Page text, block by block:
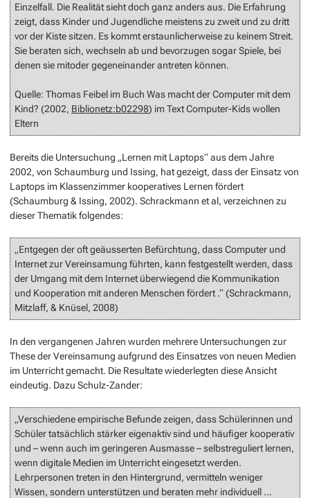
Einzelfall. Die Realität sieht doch ganz anders aus. Die Erfahrung
zeigt, dass Kinder und Jugendliche meistens zu zweit und zu dritt
vor der Kiste sitzen. Es kommt erstaunlicherweise zu keinem Streit.
Sie beraten sich, wechseln ab und bevorzugen sogar Spiele, bei
denen sie mitoder gegeneinander antreten können.
Quelle: Thomas Feibel im Buch Was macht der Computer mit dem
Kind? (2002, Biblionetz:b02298) im Text Computer-Kids wollen
Eltern
Bereits die Untersuchung „Lernen mit Laptops“ aus dem Jahre
2002, von Schaumburg und Issing, hat gezeigt, dass der Einsatz von
Laptops im Klassenzimmer kooperatives Lernen fördert
(Schaumburg & Issing, 2002). Schrackmann et al, verzeichnen zu
dieser Thematik folgendes:
„Entgegen der oft geäusserten Befürchtung, dass Computer und
Internet zur Vereinsamung führten, kann festgestellt werden, dass
der Umgang mit dem Internet überwiegend die Kommunikation
und Kooperation mit anderen Menschen fördert .“ (Schrackmann,
Mitzlaff, & Knüsel, 2008)
In den vergangenen Jahren wurden mehrere Untersuchungen zur
These der Vereinsamung aufgrund des Einsatzes von neuen Medien
im Unterricht gemacht. Die Resultate wiederlegten diese Ansicht
eindeutig. Dazu Schulz-Zander:
„Verschiedene empirische Befunde zeigen, dass Schülerinnen und
Schüler tatsächlich stärker eigenaktiv sind und häufiger kooperativ
und – wenn auch im geringeren Ausmasse – selbstreguliert lernen,
wenn digitale Medien im Unterricht eingesetzt werden.
Lehrpersonen treten in den Hintergrund, vermitteln weniger
Wissen, sondern unterstützen und beraten mehr individuell …